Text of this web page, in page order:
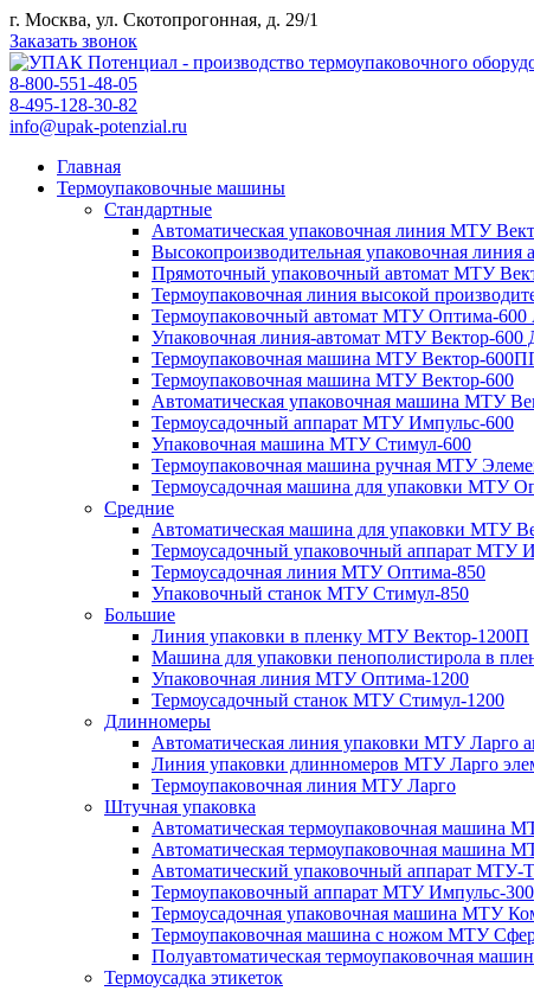
г. Москва, ул. Скотопрогонная, д. 29/1
Заказать звонок
8-800-551-48-05
8-495-128-30-82
info@upak-potenzial.ru
Главная
Термоупаковочные машины
Стандартные
Автоматическая упаковочная линия МТУ
Высокопроизводительная упаковочная
Прямоточный упаковочный автомат МТУ
Термоупаковочная линия высокой
Термоупаковочный автомат МТУ Оптима-600
Упаковочная линия-автомат МТУ Вектор-600
Термоупаковочная машина МТУ Вектор-
Термоупаковочная машина МТУ Вектор-600
Автоматическая упаковочная машина МТУ
Термоусадочный аппарат МТУ Импульс-600
Упаковочная машина МТУ Стимул-600
Термоупаковочная машина ручная МТУ
Термоусадочная машина для упаковки МТУ
Средние
Автоматическая машина для упаковки МТУ
Термоусадочный упаковочный аппарат МТУ
Термоусадочная линия МТУ Оптима-850
Упаковочный станок МТУ Стимул-850
Большие
Линия упаковки в пленку МТУ Вектор-1200П
Машина для упаковки пенополистирола в
Упаковочная линия МТУ Оптима-1200
Термоусадочный станок МТУ Стимул-1200
Длинномеры
Автоматическая линия упаковки МТУ Ларго
Линия упаковки длинномеров МТУ Ларго
Термоупаковочная линия МТУ Ларго
Штучная упаковка
Автоматическая термоупаковочная машина
Автоматическая термоупаковочная машина
Автоматический упаковочный аппарат МТУ-
Термоупаковочный аппарат МТУ Импульс-300
Термоусадочная упаковочная машина МТУ
Термоупаковочная машина с ножом МТУ
Полуавтоматическая термоупаковочная
Термоусадка этикеток